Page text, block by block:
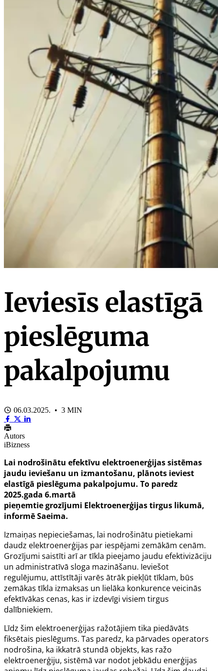
Ieviesīs elastīgā
pieslēguma
pakalpojumu
06.03.2025. • 3 MIN
Autors
iBizness
Lai nodrošinātu efektīvu elektroenerģijas sistēmas
jaudu ieviešanu un izmantošanu, plānots ieviest
elastīgā pieslēguma pakalpojumu. To paredz
2025.gada 6.martā
pieņemtie grozījumi Elektroenerģijas tirgus likumā,
informē Saeima.
Izmaiņas nepieciešamas, lai nodrošinātu pietiekami
daudz elektroenerģijas par iespējami zemākām cenām.
Grozījumi saistīti arī ar tīkla pieejamo jaudu efektivizāciju
un administratīvā sloga mazināšanu. Ieviešot
regulējumu, attīstītāji varēs ātrāk piekļūt tīklam, būs
zemākas tīkla izmaksas un lielāka konkurence veicinās
efektīvākas cenas, kas ir izdevīgi visiem tirgus
dalībniekiem.
Līdz šim elektroenerģijas ražotājiem tika piedāvāts
fiksētais pieslēgums. Tas paredz, ka pārvades operators
nodrošina, ka ikkatrā stundā objekts, kas ražo
elektroenerģiju, sistēmā var nodot jebkādu enerģijas